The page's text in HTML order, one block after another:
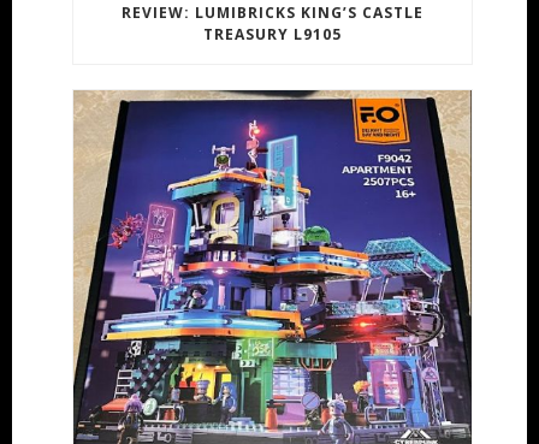
REVIEW: LUMIBRICKS KING’S CASTLE
TREASURY L9105